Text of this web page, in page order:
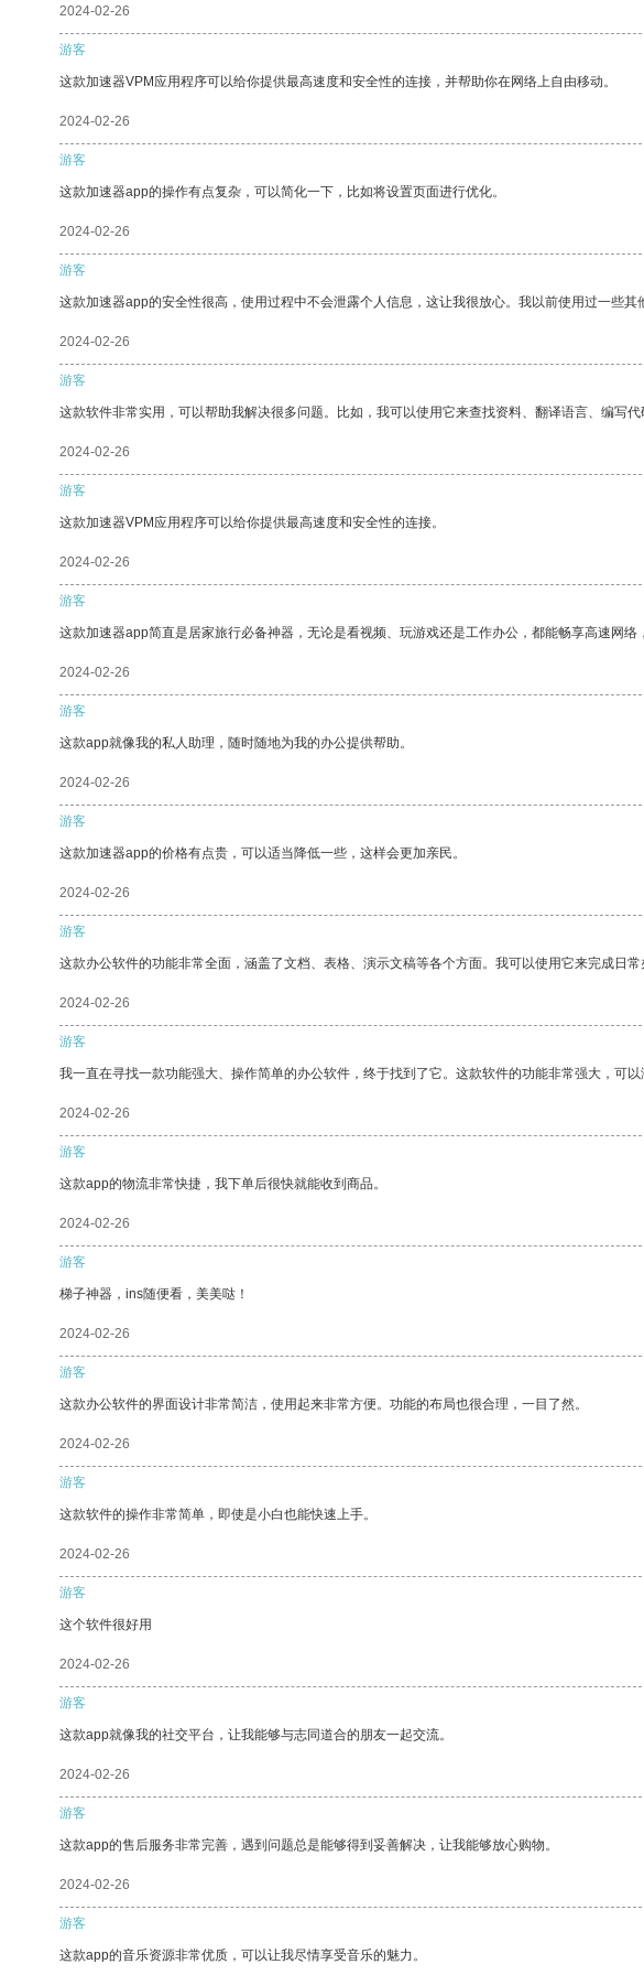
2024-02-26
游客
这款加速器VPM应用程序可以给你提供最高速度和安全性的连接，并帮助你在网络上自由移动。
2024-02-26
游客
这款加速器app的操作有点复杂，可以简化一下，比如将设置页面进行优化。
2024-02-26
游客
这款加速器app的安全性很高，使用过程中不会泄露个人信息，这让我很放心。我以前使用过一些
2024-02-26
游客
这款软件非常实用，可以帮助我解决很多问题。比如，我可以使用它来查找资料、翻译语言、编写代
2024-02-26
游客
这款加速器VPM应用程序可以给你提供最高速度和安全性的连接。
2024-02-26
游客
这款加速器app简直是居家旅行必备神器，无论是看视频、玩游戏还是工作办公，都能畅享高速网
2024-02-26
游客
这款app就像我的私人助理，随时随地为我的办公提供帮助。
2024-02-26
游客
这款加速器app的价格有点贵，可以适当降低一些，这样会更加亲民。
2024-02-26
游客
这款办公软件的功能非常全面，涵盖了文档、表格、演示文稿等各个方面。我可以使用它来完成日常
2024-02-26
游客
我一直在寻找一款功能强大、操作简单的办公软件，终于找到了它。这款软件的功能非常强大，可
2024-02-26
游客
这款app的物流非常快捷，我下单后很快就能收到商品。
2024-02-26
游客
梯子神器，ins随便看，美美哒！
2024-02-26
游客
这款办公软件的界面设计非常简洁，使用起来非常方便。功能的布局也很合理，一目了然。
2024-02-26
游客
这款软件的操作非常简单，即使是小白也能快速上手。
2024-02-26
游客
这个软件很好用
2024-02-26
游客
这款app就像我的社交平台，让我能够与志同道合的朋友一起交流。
2024-02-26
游客
这款app的售后服务非常完善，遇到问题总是能够得到妥善解决，让我能够放心购物。
2024-02-26
游客
这款app的音乐资源非常优质，可以让我尽情享受音乐的魅力。